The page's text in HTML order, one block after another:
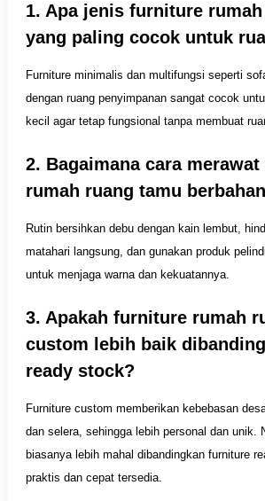
1. Apa jenis furniture
yang paling cocok untuk
Furniture minimalis dan multifungsi seperti
dengan ruang penyimpanan sangat cocok
kecil agar tetap fungsional tanpa membuat
2. Bagaimana cara
rumah ruang tamu
Rutin bersihkan debu dengan kain lembut,
matahari langsung, dan gunakan produk
untuk menjaga warna dan kekuatannya.
3. Apakah furniture rumah
custom lebih baik
ready stock?
Furniture custom memberikan kebebasan
dan selera, sehingga lebih personal dan unik.
biasanya lebih mahal dibandingkan furniture
praktis dan cepat tersedia.